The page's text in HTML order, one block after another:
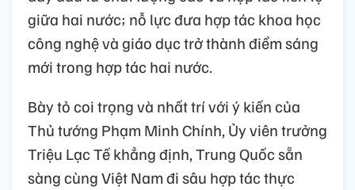
giữa hai nước; nỗ lực đưa hợp tác khoa học
công nghệ và giáo dục trở thành điểm sáng
mới trong hợp tác hai nước.
Bày tỏ coi trọng và nhất trí với ý kiến của
Thủ tướng Phạm Minh Chính, Ủy viên trưởng
Triệu Lạc Tế khẳng định, Trung Quốc sẵn
sàng cùng Việt Nam đi sâu hợp tác thực